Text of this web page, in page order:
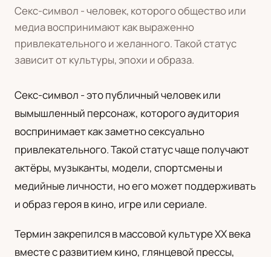
Л
М Н О П Р С Т
Ф
Ц Ш Э
Редакционная политика
Polski Русский
UA
Українська
Секс-символ - человек, которого общество или
медиа воспринимают как выраженно
привлекательного и желанного. Такой статус
зависит от культуры, эпохи и образа.
Секс-символ - это публичный человек или
вымышленный персонаж, которого аудитория
воспринимает как заметно сексуально
привлекательного. Такой статус чаще получают
актёры, музыканты, модели, спортсмены и
медийные личности, но его может поддерживать
и образ героя в кино, игре или сериале.
Термин закрепился в массовой культуре XX века
вместе с развитием кино, глянцевой прессы,